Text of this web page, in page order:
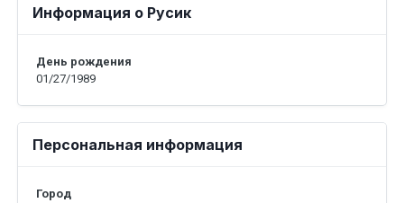
Информация о Русик
День рождения
01/27/1989
Персональная информация
Город